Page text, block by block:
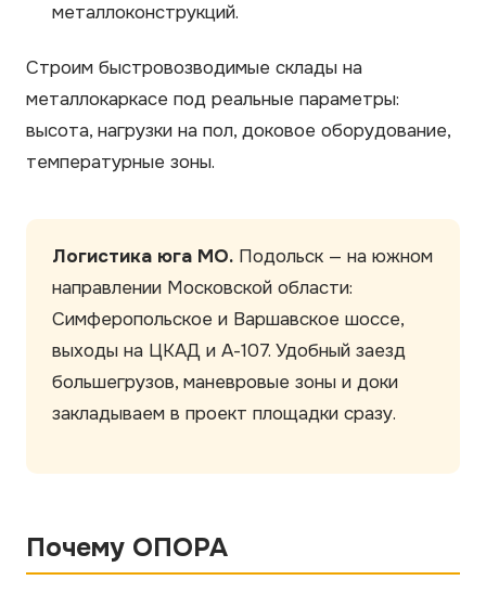
металлоконструкций.
Строим быстровозводимые склады на
металлокаркасе под реальные параметры:
высота, нагрузки на пол, доковое оборудование,
температурные зоны.
Логистика юга МО. Подольск — на южном
направлении Московской области:
Симферопольское и Варшавское шоссе,
выходы на ЦКАД и А-107. Удобный заезд
большегрузов, маневровые зоны и доки
закладываем в проект площадки сразу.
Почему ОПОРА